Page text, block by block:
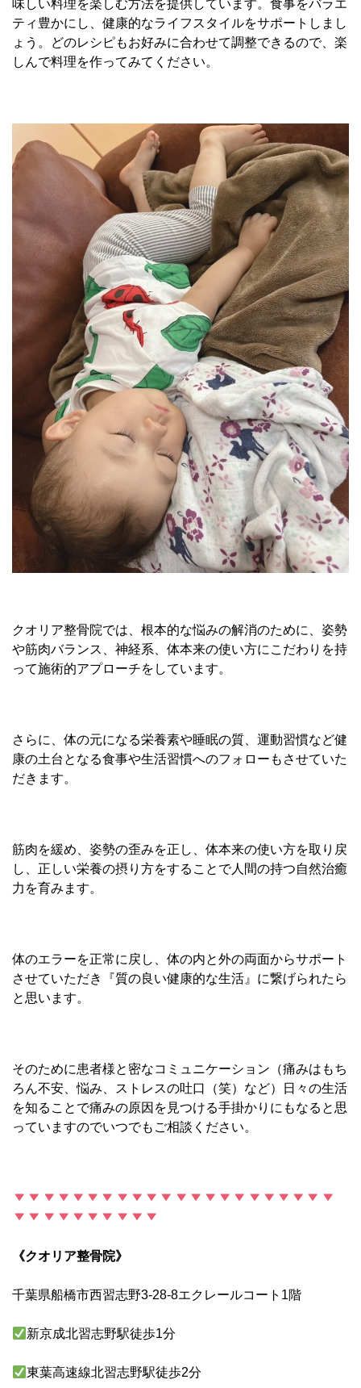
味しい料理を楽しむ方法を提供しています。食事をバラエ
ティ豊かにし、健康的なライフスタイルをサポートしまし
ょう。どのレシピもお好みに合わせて調整できるので、楽
しんで料理を作ってみてください。
クオリア整骨院では、根本的な悩みの解消のために、姿勢
や筋肉バランス、神経系、体本来の使い方にこだわりを持
って施術的アプローチをしています。
さらに、体の元になる栄養素や睡眠の質、運動習慣など健
康の土台となる食事や生活習慣へのフォローもさせていた
だきます。
筋肉を緩め、姿勢の歪みを正し、体本来の使い方を取り戻
し、正しい栄養の摂り方をすることで人間の持つ自然治癒
力を育みます。
体のエラーを正常に戻し、体の内と外の両面からサポート
させていただき『質の良い健康的な生活』に繋げられたら
と思います。
そのために患者様と密なコミュニケーション（痛みはもち
ろん不安、悩み、ストレスの吐口（笑）など）日々の生活
を知ることで痛みの原因を見つける手掛かりにもなると思
っていますのでいつでもご相談ください。
《クオリア整骨院》
千葉県船橋市西習志野3-28-8エクレールコート1階
新京成北習志野駅徒歩1分
東葉高速線北習志野駅徒歩2分